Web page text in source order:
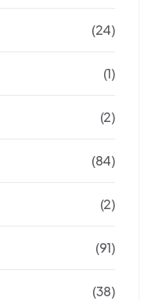
(24)
(1)
(2)
(84)
(2)
(91)
(38)